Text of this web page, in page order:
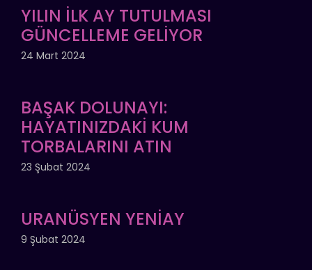
YILIN İLK AY TUTULMASI
GÜNCELLEME GELİYOR
24 Mart 2024
BAŞAK DOLUNAYI:
HAYATINIZDAKİ KUM
TORBALARINI ATIN
23 Şubat 2024
URANÜSYEN YENİAY
9 Şubat 2024